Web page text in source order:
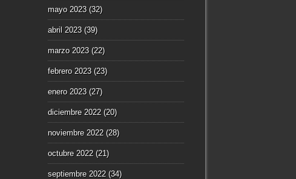
mayo 2023(32)
abril 2023(39)
marzo 2023(22)
febrero 2023(23)
enero 2023(27)
diciembre 2022 (20)
noviembre 2022 (28)
octubre 2022 (21)
septiembre 2022 (34)